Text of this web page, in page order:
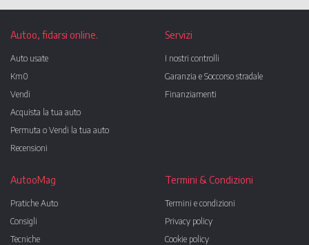
Autoo, fidarsi online.
Auto usate
Km0
Vendi
Acquista la tua auto
Permuta o Vendi la tua auto
Recensioni
Servizi
I nostri controlli
Garanzia e Soccorso stradale
Finanziamenti
AutooMag
Pratiche Auto
Consigli
Tecniche
Termini & Condizioni
Termini e condizioni
Privacy policy
Cookie policy